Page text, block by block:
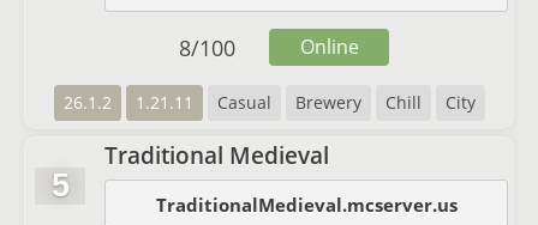
26.1.2 1.21.11 Casual Brewery Chill City
8/100 Online
5
Traditional Medieval
TraditionalMedieval.mcserver.us